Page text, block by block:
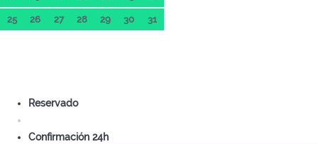
25 26 27 28 29 30 31
Reservado
Confirmación 24h